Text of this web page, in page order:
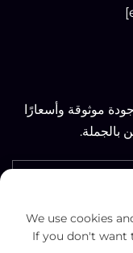
موثوقة وأسعارًا
بالجملة.
We use cookies
If you don't want